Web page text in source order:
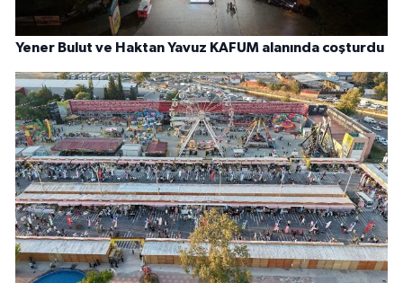
Yener Bulut ve Haktan Yavuz KAFUM alanında coşturdu